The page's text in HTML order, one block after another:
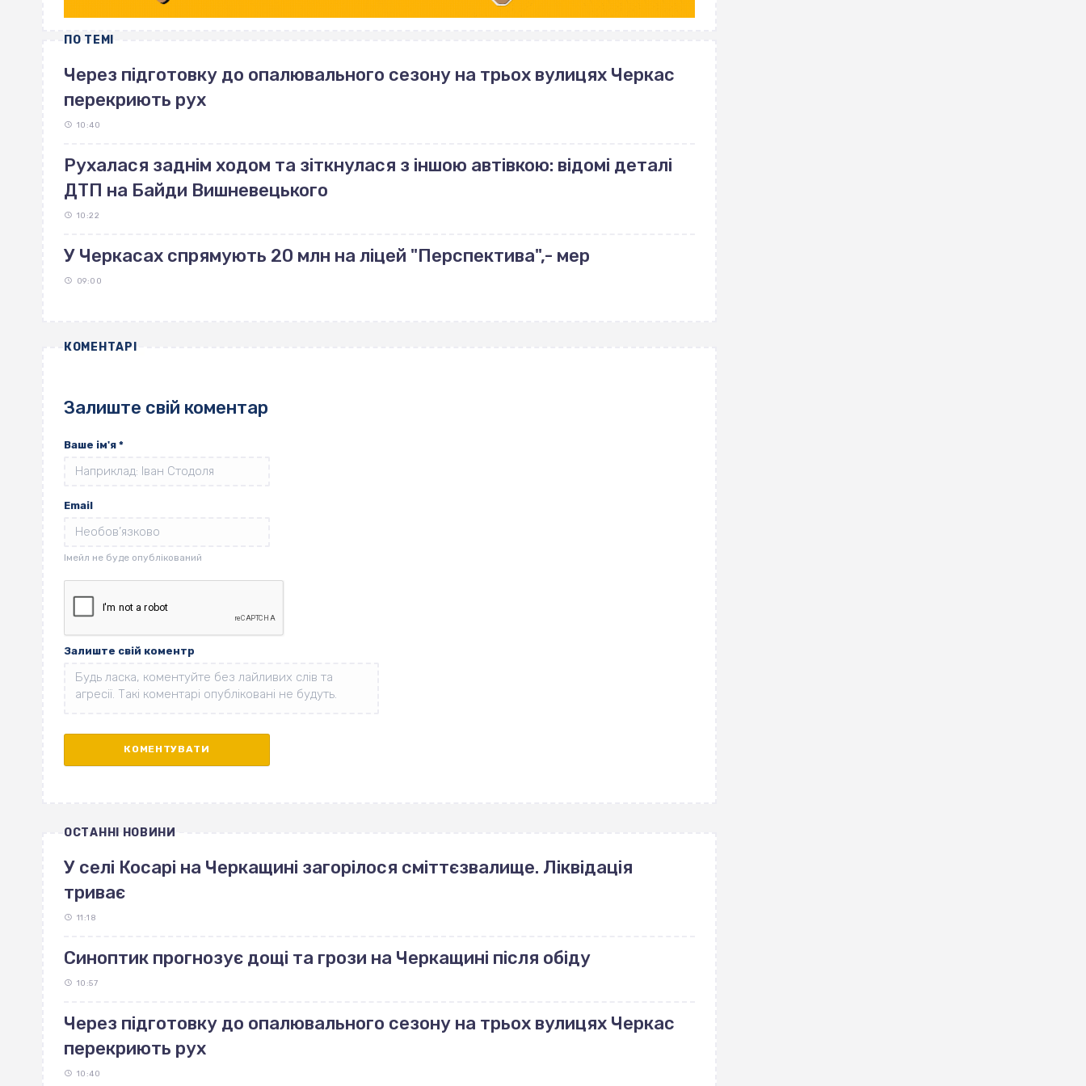
ПО ТЕМІ
Через підготовку до опалювального сезону на трьох вулицях Черкас
перекриють рух
10:40
Рухалася заднім ходом та зіткнулася з іншою автівкою: відомі деталі
ДТП на Байди Вишневецького
10:22
У Черкасах спрямують 20 млн на ліцей "Перспектива",- мер
09:00
КОМЕНТАРІ
Залиште свій коментар
Ваше ім'я *
Email
Залиште свій коментр
ОСТАННІ НОВИНИ
У селі Косарі на Черкащині загорілося сміттєзвалище. Ліквідація
триває
11:18
Синоптик прогнозує дощі та грози на Черкащині після обіду
10:57
Через підготовку до опалювального сезону на трьох вулицях Черкас
перекриють рух
10:40